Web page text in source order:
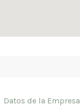
Datos de la Empresa